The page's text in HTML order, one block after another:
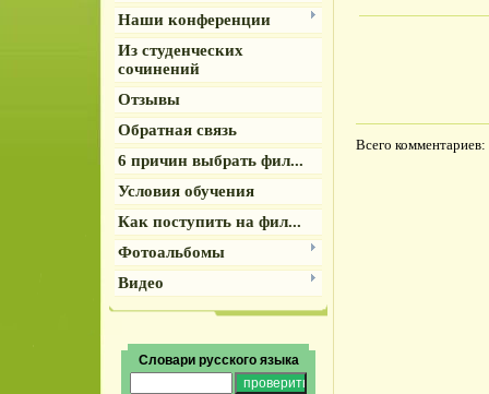
Наши конференции
Из студенческих
сочинений
Отзывы
Обратная связь
6 причин выбрать фил...
Условия обучения
Как поступить на фил...
Фотоальбомы
Видео
Словари русского языка
Всего комментариев: